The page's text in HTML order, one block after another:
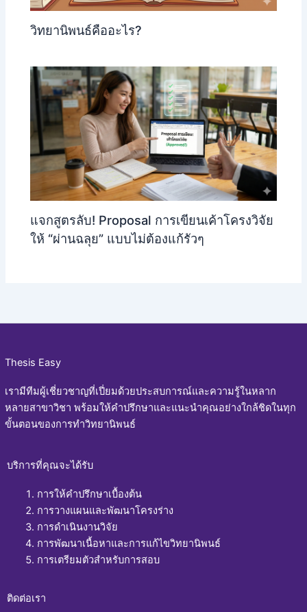
วิทยานิพนธ์คืออะไร?
แจกสูตรลับ! Proposal การเขียนเค้าโครงวิจัย
ให้ “ผ่านฉลุย” แบบไม่ต้องแก้รัวๆ
Thesis Easy
เรามีทีมผู้เชี่ยวชาญที่เปี่ยมด้วยประสบการณ์และความรู้ในหลาก
หลายสาขาวิชา พร้อมให้คำปรึกษาและแนะนำคุณอย่างใกล้ชิดในทุก
ขั้นตอนของการทำวิทยานิพนธ์
บริการที่คุณจะได้รับ
การให้คำปรึกษาเบื้องต้น
การวางแผนและพัฒนาโครงร่าง
การดำเนินงานวิจัย
การพัฒนาเนื้อหาและการแก้ไขวิทยานิพนธ์
การเตรียมตัวสำหรับการสอบ
ติดต่อเรา